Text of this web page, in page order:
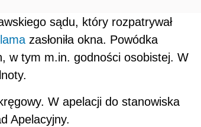
sądu, który rozpatrywał
zasłoniła okna. Powódka
w tym m.in. godności osobistej. W
W apelacji do stanowiska
Apelacyjny.